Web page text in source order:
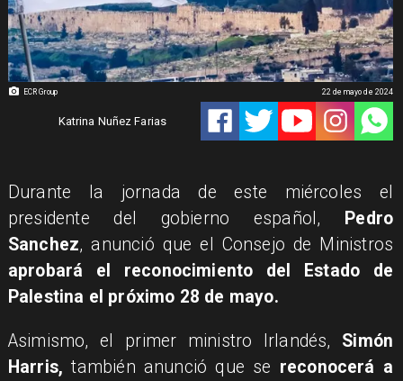
ECR Group
Katrina Nuñez Farias
22 de mayo de 2024
Durante la jornada de este miércoles el
presidente del gobierno español,
Pedro
Sanchez, anunció que el Consejo de Ministros
aprobará el reconocimiento del Estado de
Palestina el próximo 28 de mayo.
Asimismo, el primer ministro Irlandés, Simón
Harris, también anunció que se reconocerá a